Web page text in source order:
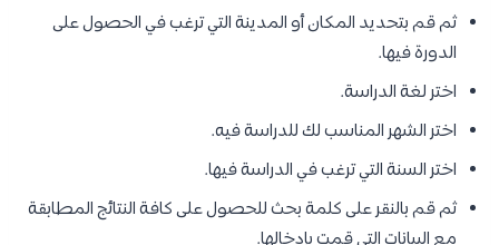
ثم قم بتحديد المكان أو المدينة التي ترغب في الحصول على
الدورة فيها.
اختر لغة الدراسة.
اختر الشهر المناسب لك للدراسة فيه.
اختر السنة التي ترغب في الدراسة فيها.
ثم قم بالنقر على كلمة بحث للحصول على كافة النتائج المطابقة